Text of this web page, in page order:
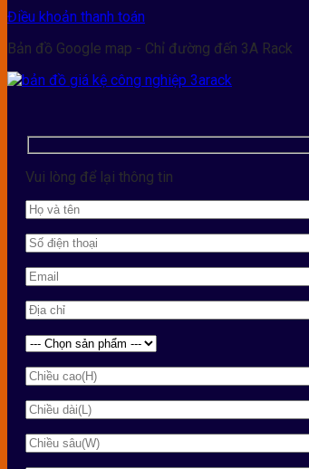
Điều khoản thanh toán
Bản đồ Google map - Chỉ đường đến 3A Rack
Vui lòng để lại thông tin